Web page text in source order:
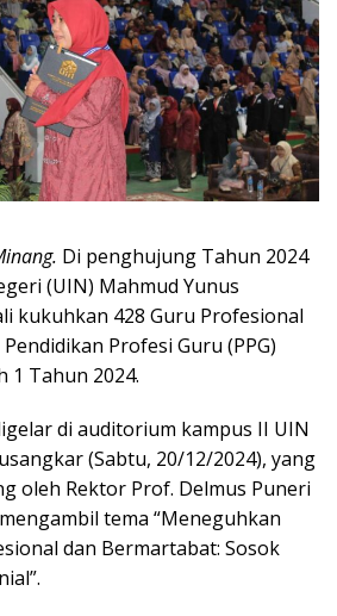
Di penghujung Tahun 2024
(UIN) Mahmud Yunus
kukuhkan 428 Guru Profesional
Profesi Guru (PPG)
1 Tahun 2024.
di auditorium kampus II UIN
(Sabtu, 20/12/2024), yang
oleh Rektor Prof. Delmus Puneri
tema “Meneguhkan
dan Bermartabat: Sosok